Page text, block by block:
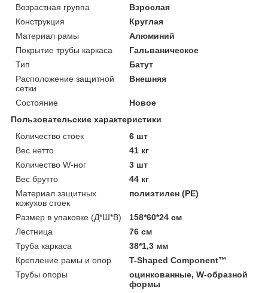
Возрастная группа
Взрослая
Конструкция
Круглая
Материал рамы
Алюминий
Покрытие трубы каркаса
Гальваническое
Тип
Батут
Расположение защитной
сетки
Внешняя
Состояние
Новое
Пользовательские характеристики
Количество стоек
6 шт
Вес нетто
41 кг
Количество W-ног
3 шт
Вес брутто
44 кг
Материал защитных
кожухов стоек
полиэтилен (PE)
Размер в упаковке (Д*Ш*В)
158*60*24 см
Лестница
76 см
Труба каркаса
38*1,3 мм
Крепление рамы и опор
T-Shaped Component™
Трубы опоры
оцинкованные, W-образной
формы